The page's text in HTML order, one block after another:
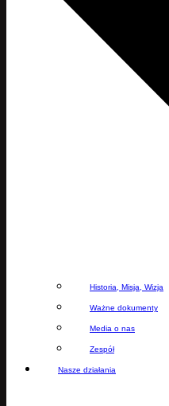
Historia, Misja, Wizja
Ważne dokumenty
Media o nas
Zespół
Nasze działania